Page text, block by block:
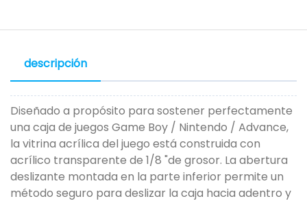
descripción
Diseñado a propósito para sostener perfectamente
una caja de juegos Game Boy / Nintendo / Advance,
la vitrina acrílica del juego está construida con
acrílico transparente de 1/8 "de grosor. La abertura
deslizante montada en la parte inferior permite un
método seguro para deslizar la caja hacia adentro y